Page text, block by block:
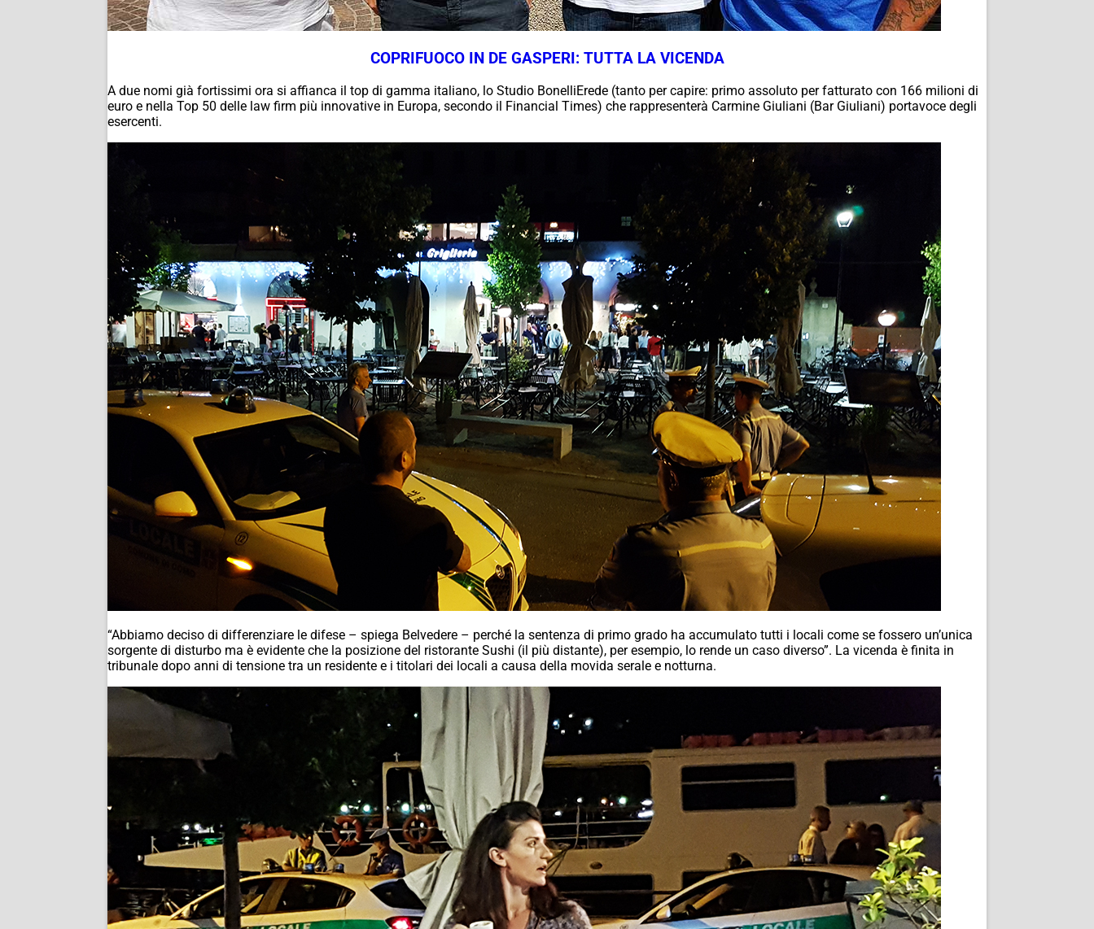
COPRIFUOCO IN DE GASPERI: TUTTA LA VICENDA
A due nomi già fortissimi ora si affianca il top di gamma italiano, lo Studio BonelliErede (tanto per capire: primo assoluto per fatturato con 166 milioni di
euro e nella Top 50 delle law firm più innovative in Europa, secondo il Financial Times) che rappresenterà Carmine Giuliani (Bar Giuliani) portavoce degli
esercenti.
“Abbiamo deciso di differenziare le difese – spiega Belvedere – perché la sentenza di primo grado ha accumulato tutti i locali come se fossero un’unica
sorgente di disturbo ma è evidente che la posizione del ristorante Sushi (il più distante), per esempio, lo rende un caso diverso”. La vicenda è finita in
tribunale dopo anni di tensione tra un residente e i titolari dei locali a causa della movida serale e notturna.